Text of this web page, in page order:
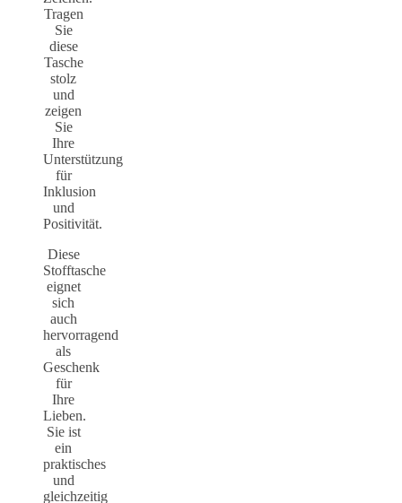
Tragen
Sie
diese
Tasche
stolz
und
zeigen
Sie
Ihre
Unterstützung
für
Inklusion
und
Positivität.
Diese
Stofftasche
eignet
sich
auch
hervorragend
als
Geschenk
für
Ihre
Lieben.
Sie ist
ein
praktisches
und
gleichzeitig